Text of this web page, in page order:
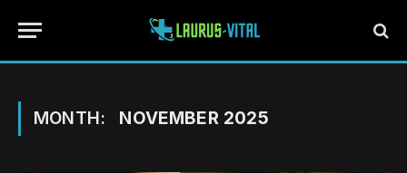
MONTH: NOVEMBER 2025